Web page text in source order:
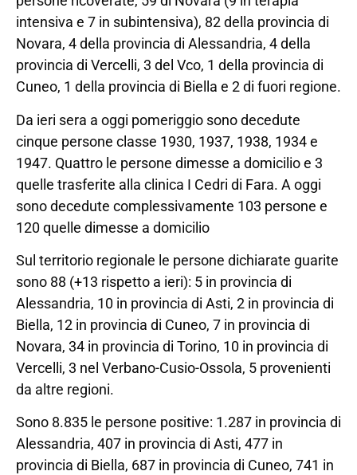
intensiva e 7 in subintensiva), 82 della provincia di
Novara, 4 della provincia di Alessandria, 4 della
provincia di Vercelli, 3 del Vco, 1 della provincia di
Cuneo, 1 della provincia di Biella e 2 di fuori regione.
Da ieri sera a oggi pomeriggio sono decedute
cinque persone classe 1930, 1937, 1938, 1934 e
1947. Quattro le persone dimesse a domicilio e 3
quelle trasferite alla clinica I Cedri di Fara. A oggi
sono decedute complessivamente 103 persone e
120 quelle dimesse a domicilio
Sul territorio regionale le persone dichiarate guarite
sono 88 (+13 rispetto a ieri): 5 in provincia di
Alessandria, 10 in provincia di Asti, 2 in provincia di
Biella, 12 in provincia di Cuneo, 7 in provincia di
Novara, 34 in provincia di Torino, 10 in provincia di
Vercelli, 3 nel Verbano-Cusio-Ossola, 5 provenienti
da altre regioni.
Sono 8.835 le persone positive: 1.287 in provincia di
Alessandria, 407 in provincia di Asti, 477 in
provincia di Biella, 687 in provincia di Cuneo, 741 in